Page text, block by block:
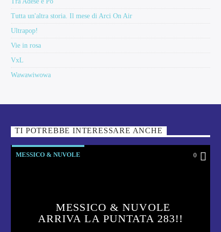
Tutta un'altra storia. Il mese di Arci On Air
Ultrapop!
Vie in rosa
VxL
Wawawiwowa
TI POTREBBE INTERESSARE ANCHE
MESSICO & NUVOLE 0
MESSICO & NUVOLE
ARRIVA LA PUNTATA 283!!